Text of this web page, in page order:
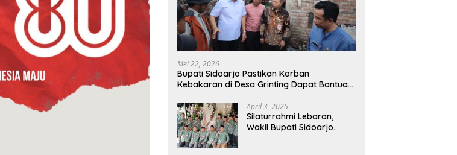
Mei 22, 2026
Bupati Sidoarjo Pastikan Korban
Kebakaran di Desa Grinting Dapat Bantuan
April 3, 2025
Silaturrahmi Lebaran,
Wakil Bupati Sidoarjo